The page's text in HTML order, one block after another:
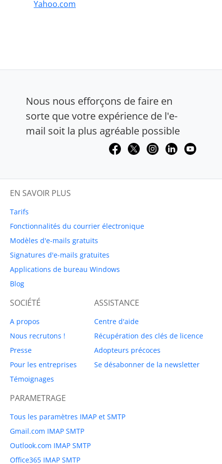
Yahoo.com
Nous nous efforçons de faire en
sorte que votre expérience de l'e-
mail soit la plus agréable possible
EN SAVOIR PLUS
Tarifs
Fonctionnalités du courrier électronique
Modèles d'e-mails gratuits
Signatures d'e-mails gratuites
Applications de bureau Windows
Blog
SOCIÉTÉ
A propos
Nous recrutons !
Presse
Pour les entreprises
Témoignages
ASSISTANCE
Centre d'aide
Récupération des clés de licence
Adopteurs précoces
Se désabonner de la newsletter
PARAMETRAGE
Tous les paramètres IMAP et SMTP
Gmail.com IMAP SMTP
Outlook.com IMAP SMTP
Office365 IMAP SMTP